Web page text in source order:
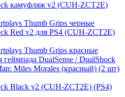
камуфляж v2 (CUH-ZCT2E)
Thumb Grips черные
Red v2 для PS4 (CUH-ZCT2E)
Thumb Grips красные
геймпада DualSense / DualShock
Miles Morales (красный) (2 шт)
Black v2 (CUH-ZCT2E) (PS4)